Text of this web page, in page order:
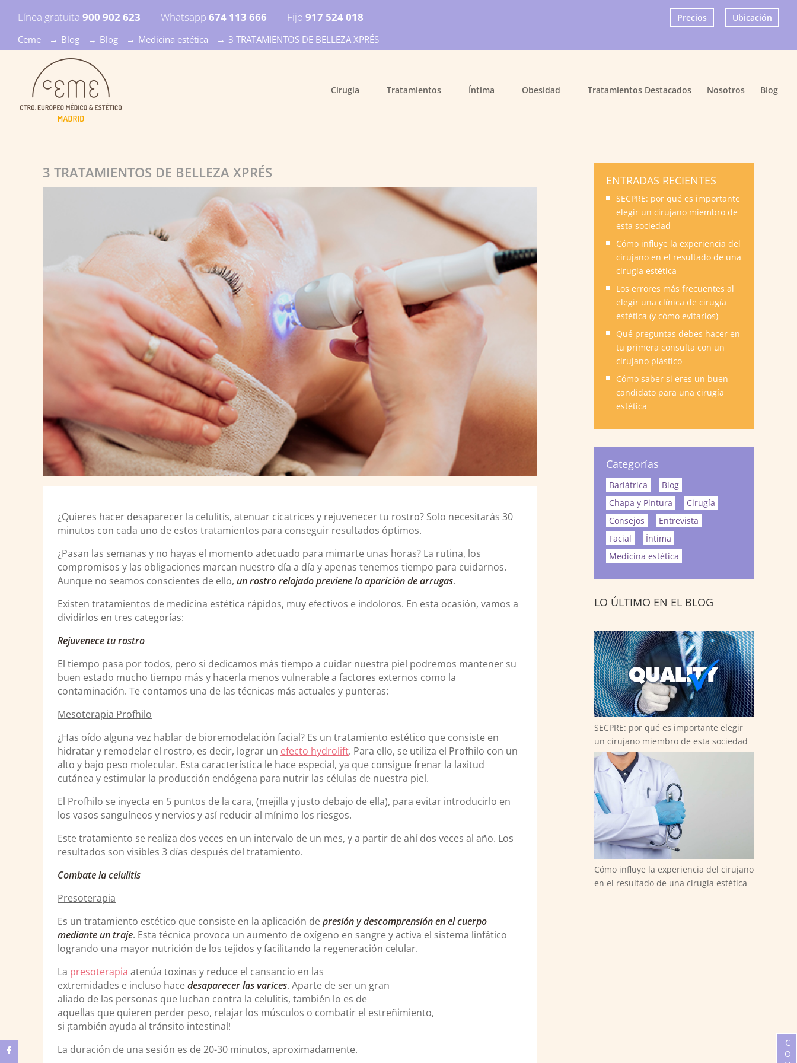
Línea gratuita 900 902 623 Whatsapp 674 113 666 Fijo 917 524 018 Precios Ubicación
Ceme → Blog → Blog → Medicina estética → 3 TRATAMIENTOS DE BELLEZA XPRÉS
Cirugía Tratamientos Íntima Obesidad Tratamientos Destacados Nosotros Blog
3 TRATAMIENTOS DE BELLEZA XPRÉS
¿Quieres hacer desaparecer la celulitis, atenuar cicatrices y rejuvenecer tu rostro? Solo necesitarás 30
minutos con cada uno de estos tratamientos para conseguir resultados óptimos.
¿Pasan las semanas y no hayas el momento adecuado para mimarte unas horas? La rutina, los
compromisos y las obligaciones marcan nuestro día a día y apenas tenemos tiempo para cuidarnos.
Aunque no seamos conscientes de ello, un rostro relajado previene la aparición de arrugas.
Existen tratamientos de medicina estética rápidos, muy efectivos e indoloros. En esta ocasión, vamos a
dividirlos en tres categorías:
Rejuvenece tu rostro
El tiempo pasa por todos, pero si dedicamos más tiempo a cuidar nuestra piel podremos mantener su
buen estado mucho tiempo más y hacerla menos vulnerable a factores externos como la
contaminación. Te contamos una de las técnicas más actuales y punteras:
Mesoterapia Profhilo
¿Has oído alguna vez hablar de bioremodelación facial? Es un tratamiento estético que consiste en
hidratar y remodelar el rostro, es decir, lograr un efecto hydrolift. Para ello, se utiliza el Profhilo con un
alto y bajo peso molecular. Esta característica le hace especial, ya que consigue frenar la laxitud
cutánea y estimular la producción endógena para nutrir las células de nuestra piel.
El Profhilo se inyecta en 5 puntos de la cara, (mejilla y justo debajo de ella), para evitar introducirlo en
los vasos sanguíneos y nervios y así reducir al mínimo los riesgos.
Este tratamiento se realiza dos veces en un intervalo de un mes, y a partir de ahí dos veces al año. Los
resultados son visibles 3 días después del tratamiento.
Combate la celulitis
Presoterapia
Es un tratamiento estético que consiste en la aplicación depresión y descomprensión en el cuerpo
mediante un traje. Esta técnica provoca un aumento de oxígeno en sangre y activa el sistema linfático
logrando una mayor nutrición de los tejidos y facilitando la regeneración celular.
La presoterapia atenúa toxinas y reduce el cansancio en las
extremidades e incluso hacedesaparecer las varices. Aparte de ser un gran
aliado de las personas que luchan contra la celulitis, también lo es de
aquellas que quieren perder peso, relajar los músculos o combatir el estreñimiento,
si ¡también ayuda al tránsito intestinal!
La duración de una sesión es de 20-30 minutos, aproximadamente.
ENTRADAS RECIENTES
SECPRE: por qué es importante
elegir un cirujano miembro de
esta sociedad
Cómo influye la experiencia del
cirujano en el resultado de una
cirugía estética
Los errores más frecuentes al
elegir una clínica de cirugía
estética (y cómo evitarlos)
Qué preguntas debes hacer en
tu primera consulta con un
cirujano plástico
Cómo saber si eres un buen
candidato para una cirugía
estética
Categorías
Bariátrica
Blog
Chapa y Pintura
Cirugía
Consejos
Entrevista
Facial
Íntima
Medicina estética
LO ÚLTIMO EN EL BLOG
SECPRE: por qué es importante elegir
un cirujano miembro de esta sociedad
Cómo influye la experiencia del cirujano
en el resultado de una cirugía estética
×